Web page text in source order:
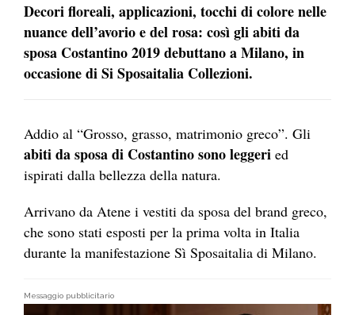
Decori floreali, applicazioni, tocchi di colore nelle
nuance dell’avorio e del rosa: così gli abiti da
sposa Costantino 2019 debuttano a Milano, in
occasione di Si Sposaitalia Collezioni.
Addio al “Grosso, grasso, matrimonio greco”. Gli
abiti da sposa di Costantino sono leggeri ed
ispirati dalla bellezza della natura.
Arrivano da Atene i vestiti da sposa del brand greco,
che sono stati esposti per la prima volta in Italia
durante la manifestazione Sì Sposaitalia di Milano.
Messaggio pubblicitario